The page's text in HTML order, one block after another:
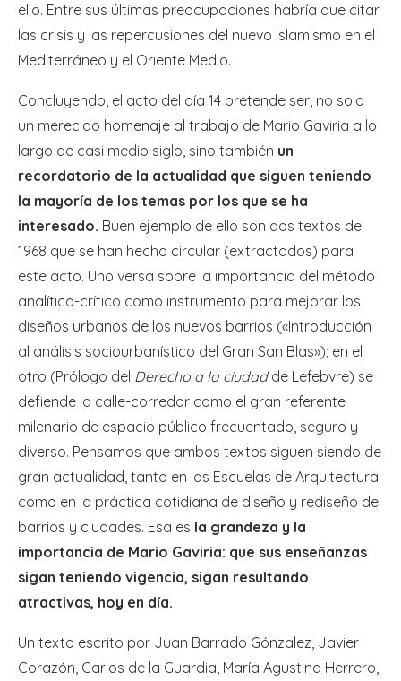
ello. Entre sus últimas preocupaciones habría que citar
las crisis y las repercusiones del nuevo islamismo en el
Mediterráneo y el Oriente Medio.
Concluyendo, el acto del día 14 pretende ser, no solo
un merecido homenaje al trabajo de Mario Gaviria a lo
largo de casi medio siglo, sino también un
recordatorio de la actualidad que siguen teniendo
la mayoría de los temas por los que se ha
interesado. Buen ejemplo de ello son dos textos de
1968 que se han hecho circular (extractados) para
este acto. Uno versa sobre la importancia del método
analítico-crítico como instrumento para mejorar los
diseños urbanos de los nuevos barrios («Introducción
al análisis sociourbanístico del Gran San Blas»); en el
otro (Prólogo del Derecho a la ciudadde Lefebvre) se
defiende la calle-corredor como el gran referente
milenario de espacio público frecuentado, seguro y
diverso. Pensamos que ambos textos siguen siendo de
gran actualidad, tanto en las Escuelas de Arquitectura
como en la práctica cotidiana de diseño y rediseño de
barrios y ciudades. Esa es la grandeza y la
importancia de Mario Gaviria: que sus enseñanzas
sigan teniendo vigencia, sigan resultando
atractivas, hoy en día.
Un texto escrito por Juan Barrado Gónzalez, Javier
Corazón, Carlos de la Guardia, María Agustina Herrero,